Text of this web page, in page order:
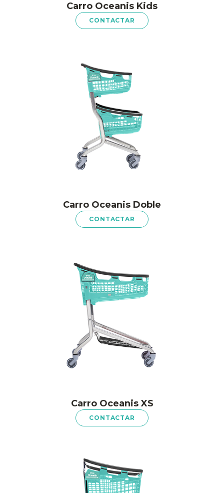
Carro Oceanis Kids
CONTACTAR
Carro Oceanis Doble
CONTACTAR
Carro Oceanis XS
CONTACTAR